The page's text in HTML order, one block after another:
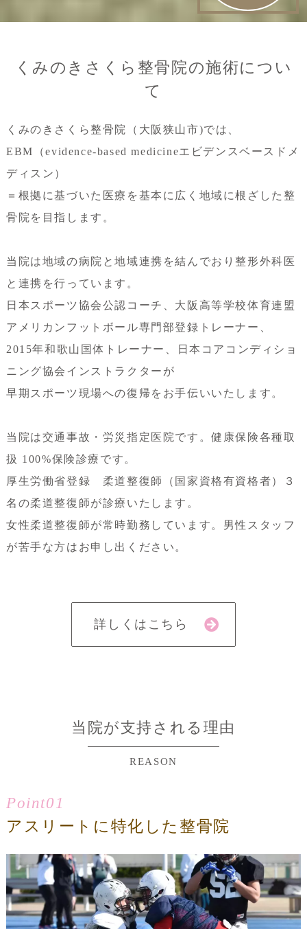
くみのきさくら整骨院の施術につい
て
くみのきさくら整骨院（大阪狭山市)では、
EBM（evidence-based medicineエビデンスベースドメ
ディスン）
＝根拠に基づいた医療を基本に広く地域に根ざした整
骨院を目指します。
当院は地域の病院と地域連携を結んでおり整形外科医
と連携を行っています。
日本スポーツ協会公認コーチ、大阪高等学校体育連盟
アメリカンフットボール専門部登録トレーナー、
2015年和歌山国体トレーナー、日本コアコンディショ
ニング協会インストラクターが
早期スポーツ現場への復帰をお手伝いいたします。
当院は交通事故・労災指定医院です。健康保険各種取
扱 100%保険診療です。
厚生労働省登録 柔道整復師（国家資格有資格者）３
名の柔道整復師が診療いたします。
女性柔道整復師が常時勤務しています。男性スタッフ
が苦手な方はお申し出ください。
詳しくはこちら
当院が支持される理由
REASON
Point01
アスリートに特化した整骨院